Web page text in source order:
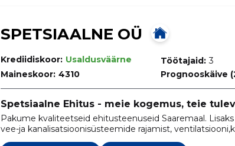
SPETSIAALNE OÜ
Krediidiskoor: Usaldusväärne
Maineskoor: 4310
Töötajaid: 3
Prognooskäive
Spetsiaalne Ehitus - meie kogemus, teie
Pakume kvaliteetseid ehitusteenuseid Saaremaal.
vee-ja kanalisatsioonisüsteemide rajamist,
ehitust